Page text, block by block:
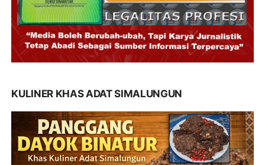
KULINER KHAS ADAT SIMALUNGUN